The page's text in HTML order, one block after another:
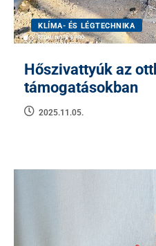
KLÍMA- ÉS LÉGTECHNIKA
Hőszivattyúk az
támogatásokban
2025.11.05.